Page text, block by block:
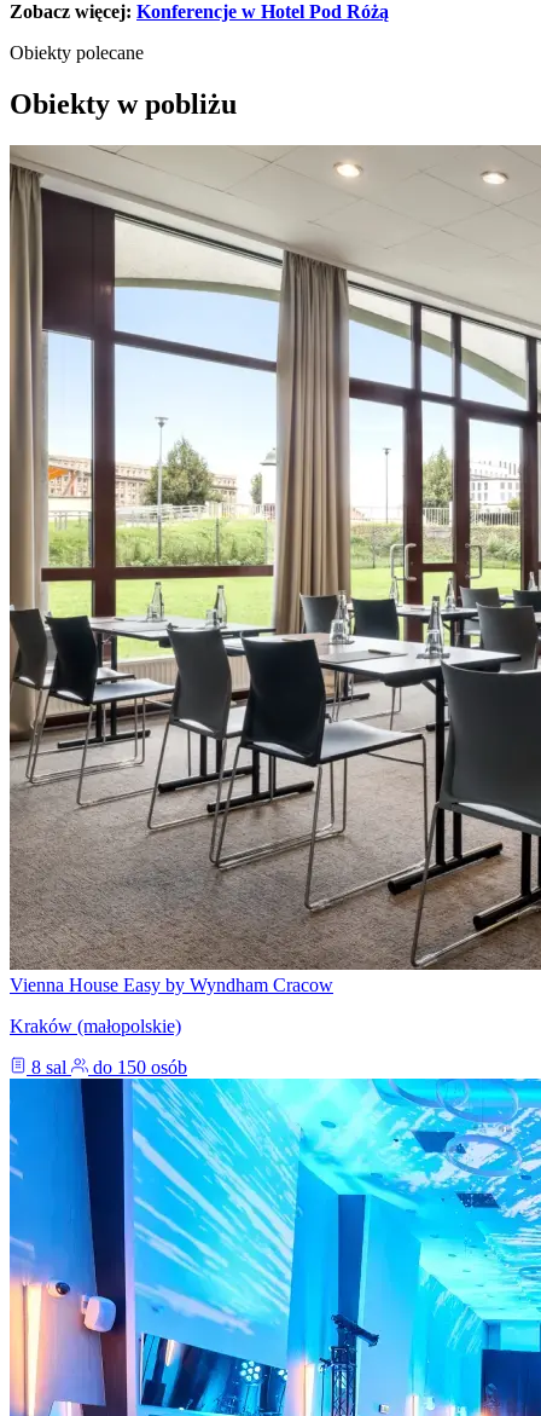
Zobacz więcej: Konferencje w Hotel Pod Różą
Obiekty polecane
Obiekty w pobliżu
Vienna House Easy by Wyndham Cracow
Kraków (małopolskie)
8 sal
do 150 osób